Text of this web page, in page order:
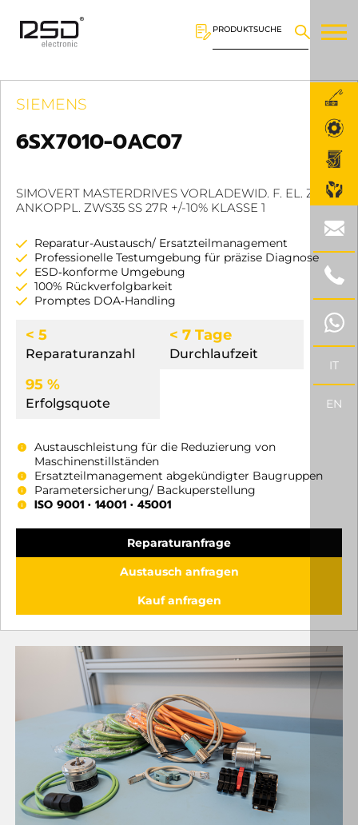
PRODUKTSUCHE
IT
EN
SIEMENS
6SX7010-0AC07
SIMOVERT MASTERDRIVES VORLADEWID. F. EL. ZK-
ANKOPPL. ZWS35 SS 27R +/-10% KLASSE 1
Reparatur-Austausch/ Ersatzteilmanagement
Professionelle Testumgebung für präzise Diagnose
ESD‑konforme Umgebung
100% Rückverfolgbarkeit
Promptes DOA‑Handling
< 5
Reparaturanzahl
< 7 Tage
Durchlaufzeit
95 %
Erfolgsquote
Austauschleistung für die Reduzierung von
Maschinenstillständen
Ersatzteilmanagement abgekündigter Baugruppen
Parametersicherung/ Backuperstellung
ISO 9001 • 14001 • 45001
Reparaturanfrage
Austausch anfragen
Kauf anfragen